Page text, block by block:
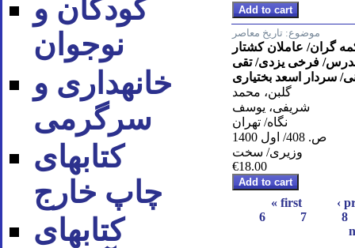
کودکان و
نوجوان
خانه‪داری و
سرگرمی
کتاب‪های
چاپ خارج
کتاب‪های
موضوع: تاریخ معاصر
گران/ عاملان کشتار
فرخی یزدی/ تقی
سردار اسعد بختیاری
گلبن، محمد
شریفی، یوسف
نگاه/ تهران
ص. 408/ اول 1400
وزیری/ سخت
€18.00
« first
‹
6
7
8